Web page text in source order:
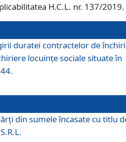
H.C.L. nr. 137/2019.
duratei contractelor de
locuinţe sociale situate în
din sumele încasate cu titlu